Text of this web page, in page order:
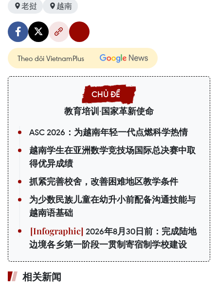
老挝
越南
Theo dõi VietnamPlus
教育培训·国家革新使命
ASC 2026：为越南年轻一代点燃科学热情
越南学生在亚洲数学竞技场国际总决赛中取
得优异成绩
抓紧完善校舍，改善困难地区教学条件
为少数民族儿童在幼升小前配备沟通技能与
越南语基础
2026年8月30日前：完成陆地
边境各乡第一阶段一贯制寄宿制学校建设
相关新闻